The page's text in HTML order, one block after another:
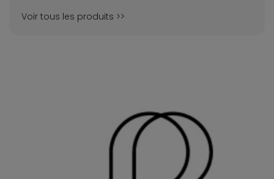
Voir tous les produits >>